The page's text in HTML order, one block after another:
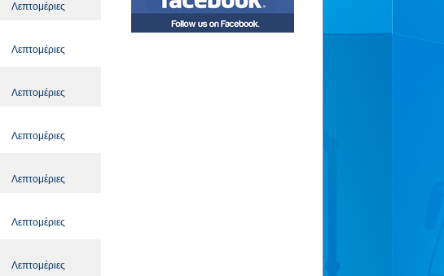
Λεπτομέριες
Λεπτομέριες
Λεπτομέριες
Λεπτομέριες
Λεπτομέριες
Λεπτομέριες
Λεπτομέριες